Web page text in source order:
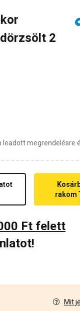
2
megrendelésre
rakom
Ft felett
Mit